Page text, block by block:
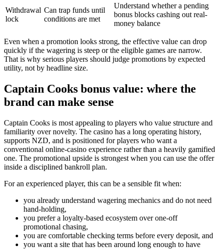
Withdrawal
lock
Can trap funds until
conditions are met
Understand whether a pending
bonus blocks cashing out real-
money balance
Even when a promotion looks strong, the effective value can drop
quickly if the wagering is steep or the eligible games are narrow.
That is why serious players should judge promotions by expected
utility, not by headline size.
Captain Cooks bonus value: where the
brand can make sense
Captain Cooks is most appealing to players who value structure and
familiarity over novelty. The casino has a long operating history,
supports NZD, and is positioned for players who want a
conventional online-casino experience rather than a heavily gamified
one. The promotional upside is strongest when you can use the offer
inside a disciplined bankroll plan.
For an experienced player, this can be a sensible fit when:
you already understand wagering mechanics and do not need
hand-holding,
you prefer a loyalty-based ecosystem over one-off
promotional chasing,
you are comfortable checking terms before every deposit, and
you want a site that has been around long enough to have